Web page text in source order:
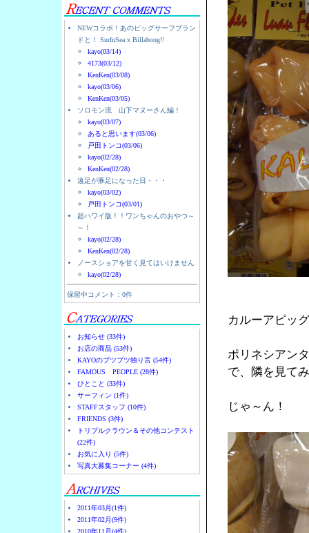
NEWコラボ！あのビッグサーフブラン
ドと！ SurfnSea x Billabong!!
kayo(03/14)
4173(03/12)
KenKen(03/08)
kayo(03/06)
KenKen(03/05)
ソロモン流 山下マヌーさん編！
kayo(03/07)
あると思います(03/06)
戸田トンコ(03/06)
kayo(02/28)
KenKen(02/28)
遠足が豚足になった日・・・
kayo(03/02)
戸田トンコ(03/01)
超ハワイ版！！ワンちゃんのおやつ～
～！
kayo(02/28)
KenKen(02/28)
ノースショアを甘く見てはいけません
kayo(02/28)
保留中コメント：0件
お知らせ (33件)
お店の商品 (53件)
KAYOのブツブツ独り言 (54件)
FAMOUS PEOPLE (28件)
ひとこと (33件)
サーフィン (1件)
STAFFスタッフ (10件)
FRIENDS (3件)
トリプルクラウン＆その他コンテスト
(22件)
お気に入り (5件)
写真大募集コーナー (4件)
2011年03月(1件)
2011年02月(9件)
2010年11月(4件)
カルーアピッ
ポリネシアン
で、隣を見て
じゃ～ん！